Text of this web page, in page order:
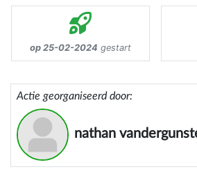
op 25-02-2024 gestart
Actie georganiseerd door:
nathan